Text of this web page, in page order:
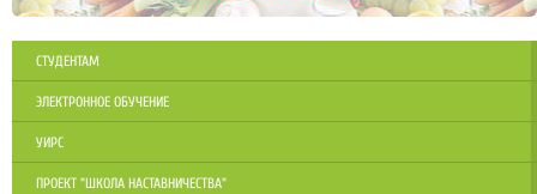
СТУДЕНТАМ
ЭЛЕКТРОННОЕ ОБУЧЕНИЕ
УИРС
ПРОЕКТ "ШКОЛА НАСТАВНИЧЕСТВА"